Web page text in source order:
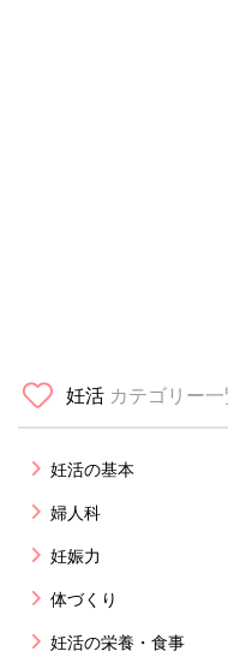
妊活 カテゴリー
妊活の基本
婦人科
妊娠力
体づくり
妊活の栄養・食事